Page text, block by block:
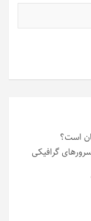
است؟
گرافیکی